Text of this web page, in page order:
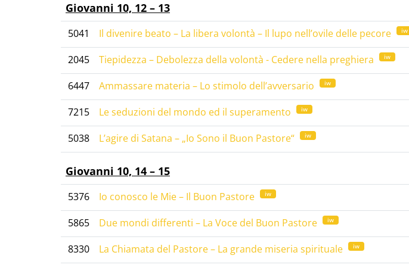
Giovanni 10, 12 – 13
5041 Il divenire beato – La libera volontà – Il lupo nell’ovile delle pecore iw
2045
Tiepidezza – Debolezza della volontà - Cedere nella preghiera iw
6447
Ammassare materia – Lo stimolo dell’avversario iw
7215
Le seduzioni del mondo ed il superamento iw
5038
L’agire di Satana – „Io Sono il Buon Pastore“ iw
Giovanni 10, 14 – 15
5376 Io conosco le Mie – Il Buon Pastore iw
5865
Due mondi differenti – La Voce del Buon Pastore iw
8330
La Chiamata del Pastore – La grande miseria spirituale iw